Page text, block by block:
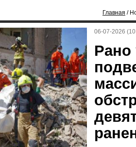
Главная /
06-07-2026
Рано